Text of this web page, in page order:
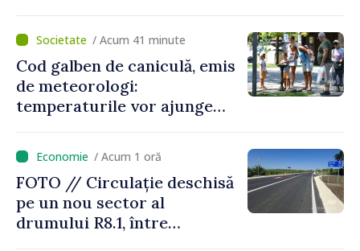
/ Acum 41 minute
Cod galben de caniculă, emis
de meteorologi:
temperaturile vor ajunge
/ Acum 1 oră
FOTO // Circulație deschisă
pe un nou sector al
drumului R8.1, între